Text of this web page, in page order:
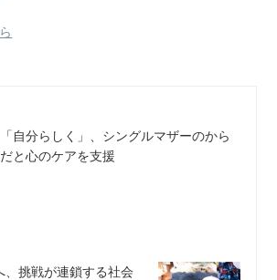
「自分らしく」、シングルマザーのから
だと心のケアを支援
、挑戦が連鎖する社会